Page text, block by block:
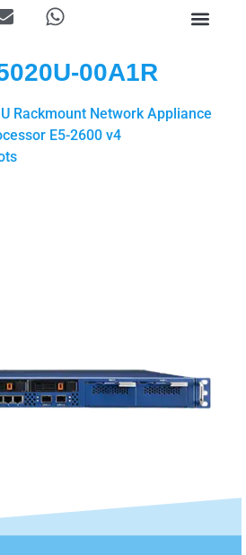
00A1R
Rackmount Network Appliance
E5-2600 v4